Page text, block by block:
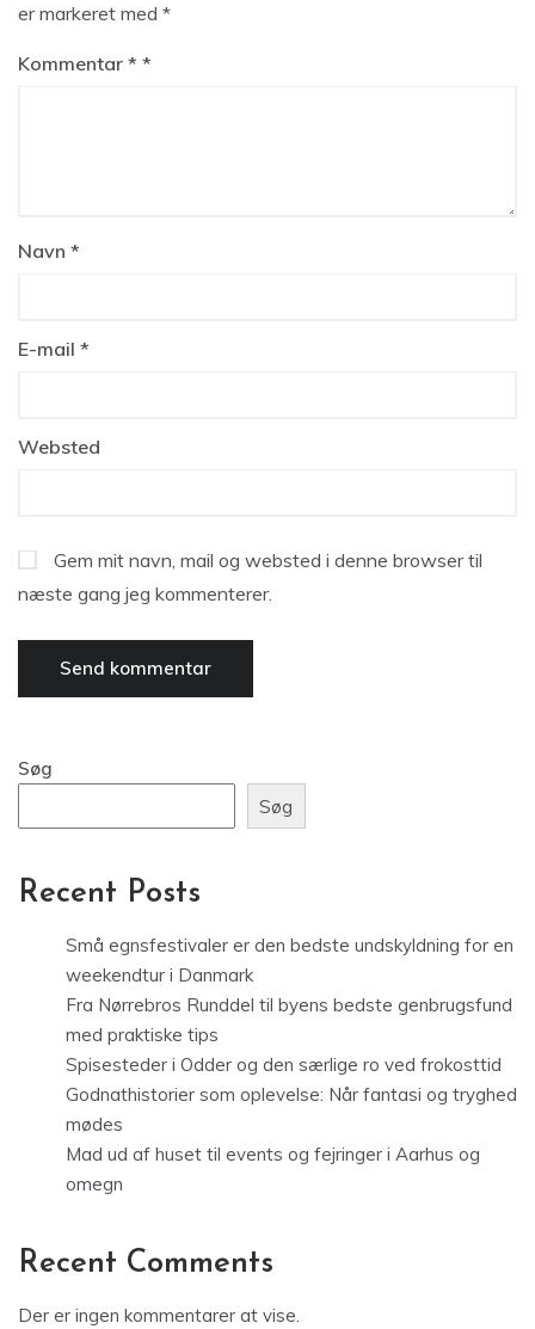
er markeret med *
Kommentar *
Navn *
E-mail *
Websted
Gem mit navn, mail og websted i denne browser til
næste gang jeg kommenterer.
Søg
Søg
Recent Posts
Små egnsfestivaler er den bedste undskyldning for en
weekendtur i Danmark
Fra Nørrebros Runddel til byens bedste genbrugsfund
med praktiske tips
Spisesteder i Odder og den særlige ro ved frokosttid
Godnathistorier som oplevelse: Når fantasi og tryghed
mødes
Mad ud af huset til events og fejringer i Aarhus og
omegn
Recent Comments
Der er ingen kommentarer at vise.